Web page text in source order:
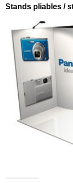
Stands pliables /